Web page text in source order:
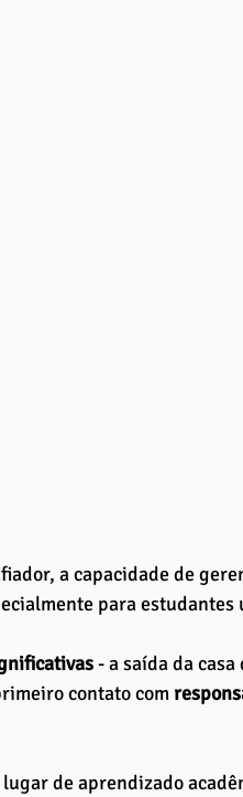
a capacidade de
para
- a saída da
contato com
de aprendizado